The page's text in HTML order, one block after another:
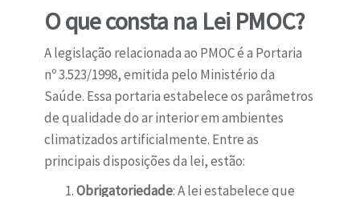
O que consta na Lei PMOC?
A legislação relacionada ao PMOC é a Portaria
nº 3.523/1998, emitida pelo Ministério da
Saúde. Essa portaria estabelece os parâmetros
de qualidade do ar interior em ambientes
climatizados artificialmente. Entre as
principais disposições da lei, estão:
Obrigatoriedade: A lei estabelece que